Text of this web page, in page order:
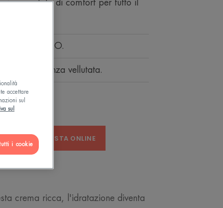
in uno stato di comfort per tutto il
IL GIORNO.
consistenza vellutata.
ACQUISTA ONLINE
crema ricca, l'idratazione diventa
accettare
sul
sul
i cookie